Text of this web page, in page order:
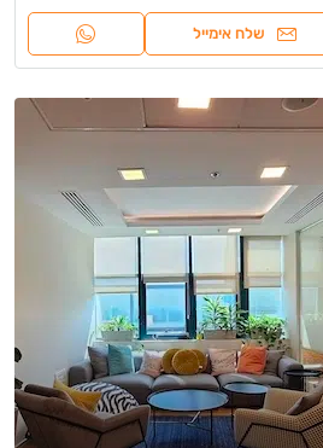
שלח אימייל